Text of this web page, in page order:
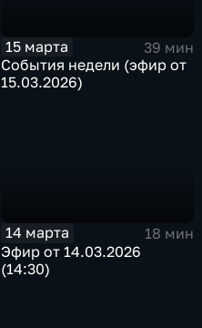
15 марта
39 мин
События недели (эфир от
15.03.2026)
14 марта
18 мин
Эфир от 14.03.2026
(14:30)